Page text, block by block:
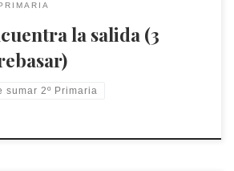
la salida (3
sumar 2º Primaria